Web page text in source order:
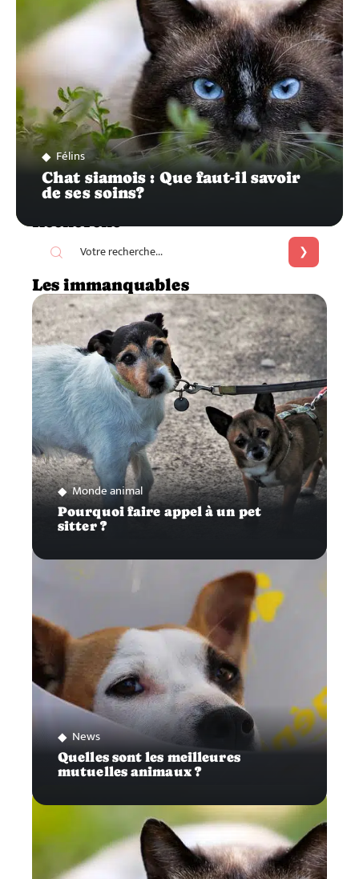
Félins
Chat siamois : Que faut-il savoir
de ses soins?
Recherche
Les immanquables
Monde animal
Pourquoi faire appel à un pet
sitter ?
News
Quelles sont les meilleures
mutuelles animaux ?